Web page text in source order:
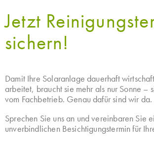
Jetzt
sichern!
Damit Ihre Solaranlage dauerhaft
arbeitet, braucht sie mehr als nur Sonne –
vom Fachbetrieb. Genau dafür sind wir da.
Sprechen Sie uns an und vereinbaren Sie
unverbindlichen Besichtigungstermin für